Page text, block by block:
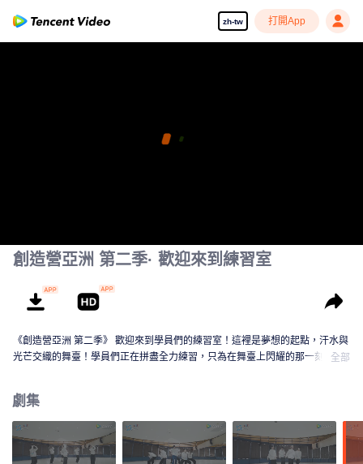
zh-tw 打開App
創造營亞洲 第二季· 歡迎來到練習室
《創造營亞洲 第二季》 歡迎來到學員們的練習室！這裡是夢想的起點，汗水與
光芒交織的舞臺！學員們正在拼盡全力練習，只為在舞臺上閃耀的那一刻。從
全部
劇集